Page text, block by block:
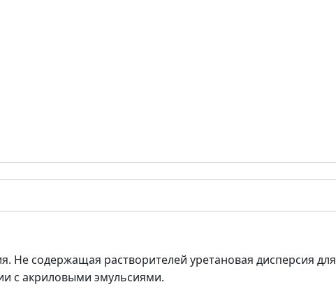
Не содержащая растворителей уретановая дисперсия для
с акриловыми эмульсиями.